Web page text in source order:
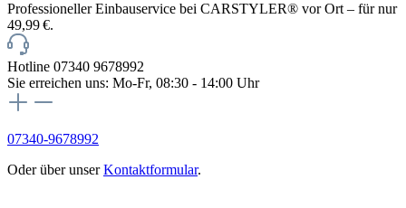
Professioneller Einbauservice bei CARSTYLER® vor Ort – für nur
49,99 €.
Hotline 07340 9678992
Sie erreichen uns: Mo-Fr, 08:30 - 14:00 Uhr
07340-9678992
Oder über unserKontaktformular.